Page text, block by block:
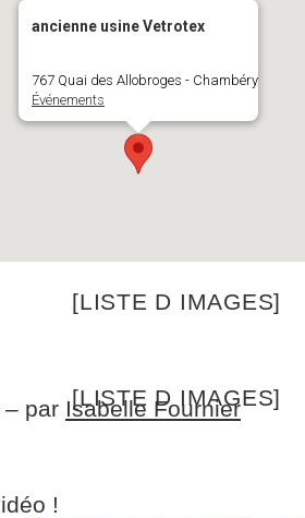
ancienne usine Vetrotex
767 Quai des Allobroges - Chambéry
Événements
[LISTE D IMAGES]
– par Isabelle Fournier
[LISTE D IMAGES]
!